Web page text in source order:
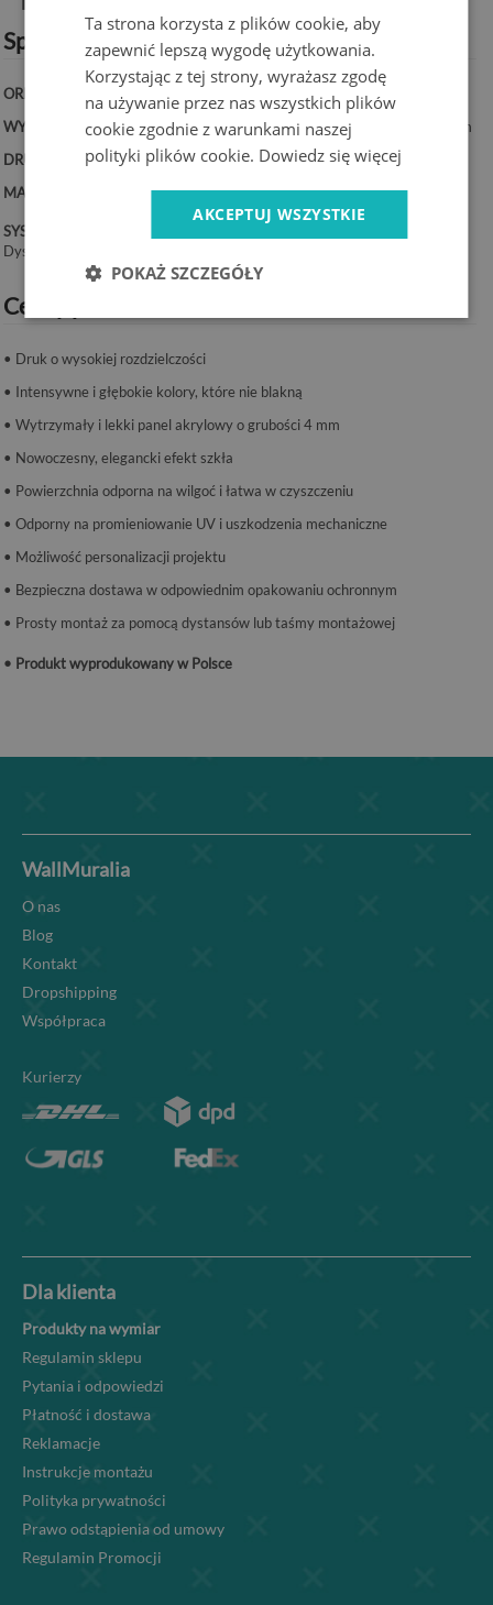
Specyfikacja techniczna:
ORIENTACJA:
Pionowa
WYMIARY:
50x100 cm, 50x125 cm, 70x100 cm, 60x120 cm, 70x140 cm
DRUK:
UV – trwałe kolory
MATERIAŁ:
Akryl, grubość 4 mm
SYSTEM MONTAŻU:
Dystanse lub taśma montażowa.
Cechy produktu:
• Druk o wysokiej rozdzielczości
• Intensywne i głębokie kolory, które nie blakną
• Wytrzymały i lekki panel akrylowy o grubości 4 mm
• Nowoczesny, elegancki efekt szkła
• Powierzchnia odporna na wilgoć i łatwa w czyszczeniu
• Odporny na promieniowanie UV i uszkodzenia mechaniczne
• Możliwość personalizacji projektu
• Bezpieczna dostawa w odpowiednim opakowaniu ochronnym
• Prosty montaż za pomocą dystansów lub taśmy montażowej
• Produkt wyprodukowany w Polsce
WallMuralia
O nas
Blog
Kontakt
Dropshipping
Współpraca
Kurierzy
Dla klienta
Produkty na wymiar
Regulamin sklepu
Pytania i odpowiedzi
Płatność i dostawa
Reklamacje
Instrukcje montażu
Polityka prywatności
Prawo odstąpienia od umowy
Regulamin Promocji
Ta strona korzysta z plików cookie, aby
zapewnić lepszą wygodę użytkowania.
Korzystając z tej strony, wyrażasz zgodę
na używanie przez nas wszystkich plików
cookie zgodnie z warunkami naszej
polityki plików cookie. Dowiedz się więcej
AKCEPTUJ WSZYSTKIE
POKAŻ SZCZEGÓŁY